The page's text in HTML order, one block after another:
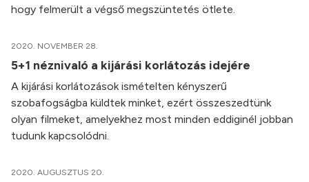
hogy felmerült a végső megszüntetés ötlete.
2020. NOVEMBER 28.
5+1 néznivaló a kijárási korlátozás idejére
A kijárási korlátozások ismételten kényszerű
szobafogságba küldtek minket, ezért összeszedtünk
olyan filmeket, amelyekhez most minden eddiginél jobban
tudunk kapcsolódni.
2020. AUGUSZTUS 20.